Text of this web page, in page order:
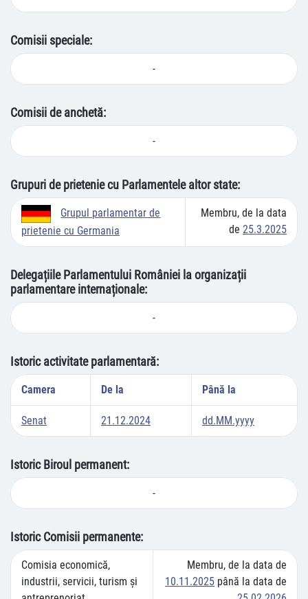
Comisii speciale:
-
Comisii de anchetă:
-
Grupuri de prietenie cu Parlamentele altor state:
Grupul parlamentar de
prietenie cu Germania
Membru, de la data
de 25.3.2025
Delegațiile Parlamentului României la organizații
parlamentare internaționale:
-
Istoric activitate parlamentară:
Camera De la Până la
Senat 21.12.2024 dd.MM.yyyy
Istoric Biroul permanent:
-
Istoric Comisii permanente:
Comisia economică,
industrii, servicii, turism și
Membru, de la data de
10.11.2025 până la data de